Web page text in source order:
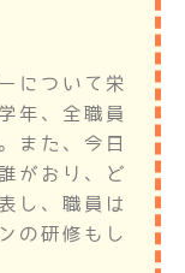
について栄
年、全職員
また、今日
がおり、ど
し、職員は
の研修もし